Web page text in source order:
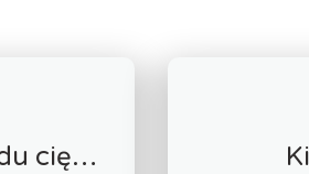
Kierowca samochodu ciężarowego (k/m)